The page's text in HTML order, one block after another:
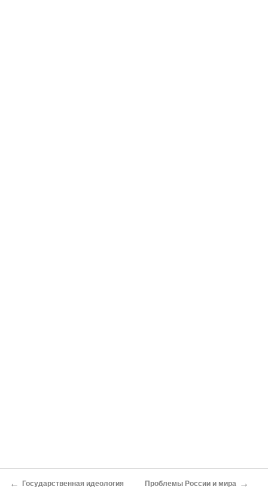
← Государственная идеология Проблемы России и мира →